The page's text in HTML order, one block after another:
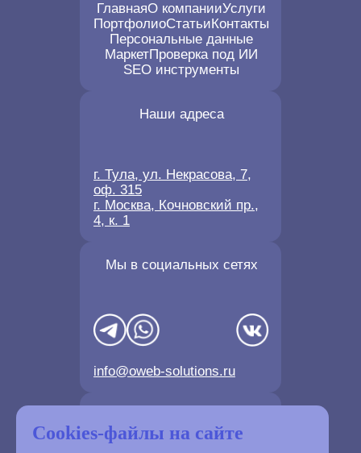
Cookies-файлы на сайте
ГлавнаяО компанииУслуги
ПортфолиоСтатьиКонтакты
Персональные данные
МаркетПроверка под ИИ
SEO инструменты
Мы в социальных сетях
info@oweb-solutions.ru
Наши адреса
г. Тула, ул. Некрасова, 7,
оф. 315
г. Москва, Кочновский пр.,
4, к. 1